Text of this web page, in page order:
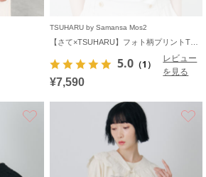
TSUHARU by Samansa Mos2
5.0 （1）
レビュー
を見る
¥7,590